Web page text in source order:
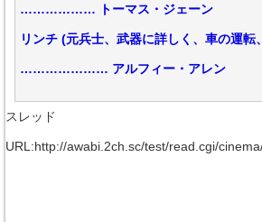
……………… トーマス・ジェーン
リンチ (元兵士、武器に詳しく、車の運転
………………… アルフィー・アレン
スレッド
URL:http://awabi.2ch.sc/test/read.cgi/